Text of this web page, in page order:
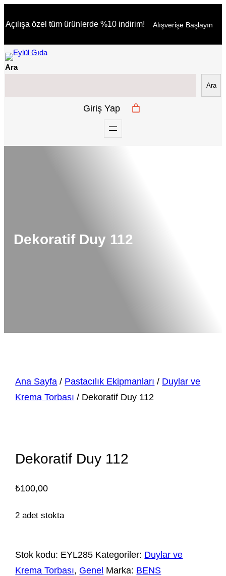
geç
Açılışa özel tüm ürünlerde %10 indirim! Alışverişe Başlayın
Ara
Ara
Giriş Yap
Dekoratif Duy 112
Ana Sayfa / Pastacılık Ekipmanları / Duylar ve
Krema Torbası / Dekoratif Duy 112
Dekoratif Duy 112
₺100,00
2 adet stokta
Stok kodu: EYL285 Kategoriler: Duylar ve
Krema Torbası, Genel Marka: BENS